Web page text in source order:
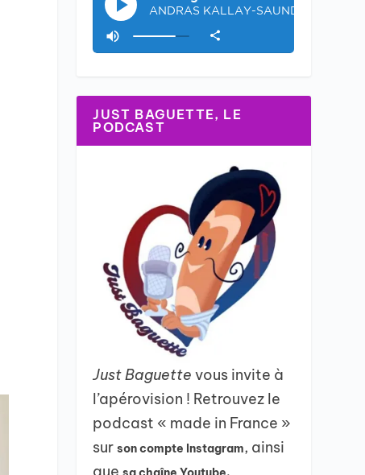
JUST BAGUETTE, LE
PODCAST
Just Baguettevous invite à
l’apérovision ! Retrouvez le
podcast « made in France »
surson compte Instagram, ainsi